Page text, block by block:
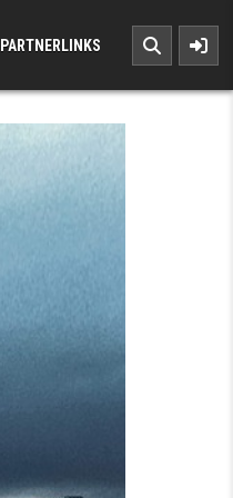
PARTNERLINKS